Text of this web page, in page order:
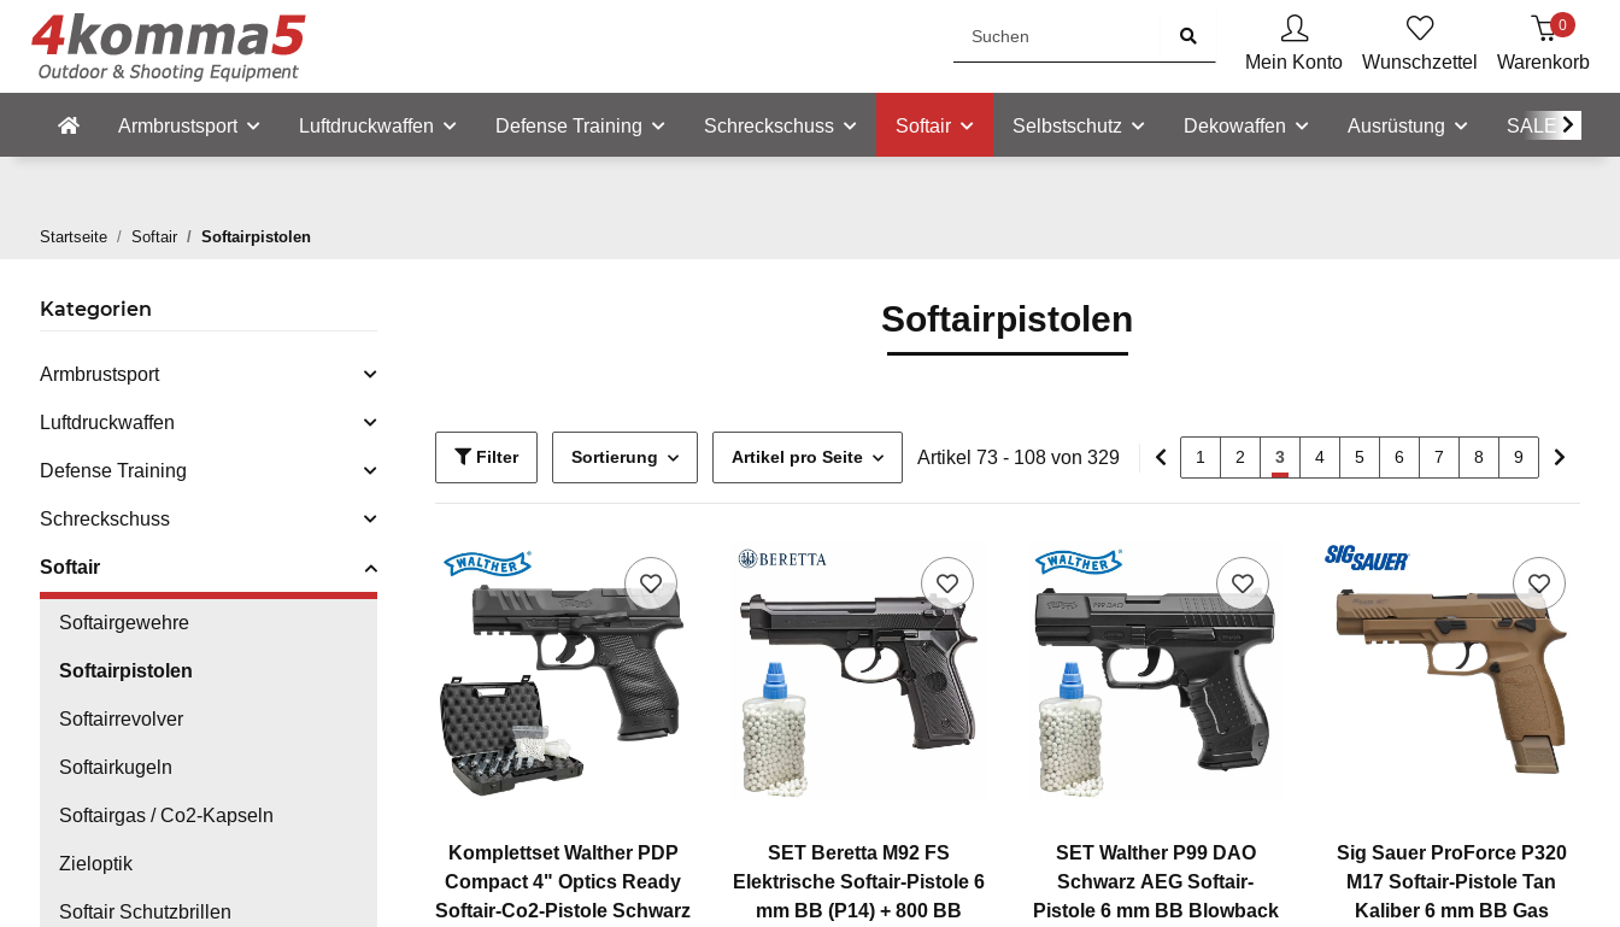
Mein Konto Wunschzettel
0
Warenkorb
Armbrustsport Luftdruckwaffen Defense Training Schreckschuss Softair Selbstschutz Dekowaffen Ausrüstung SALE
Startseite Softair Softairpistolen
Softairpistolen
Filter Sortierung Artikel pro Seite Artikel 73 - 108 von 329 1 2 3 4 5 6 7 8 9
Komplettset Walther PDP
Compact 4" Optics Ready
Softair-Co2-Pistole Schwarz
SET Beretta M92 FS
Elektrische Softair-Pistole 6
mm BB (P14) + 800 BB
SET Walther P99 DAO
Schwarz AEG Softair-
Pistole 6 mm BB Blowback
Sig Sauer ProForce P320
M17 Softair-Pistole Tan
Kaliber 6 mm BB Gas
Kategorien
Armbrustsport
Luftdruckwaffen
Defense Training
Schreckschuss
Softair
Softairgewehre
Softairpistolen
Softairrevolver
Softairkugeln
Softairgas / Co2-Kapseln
Zieloptik
Softair Schutzbrillen